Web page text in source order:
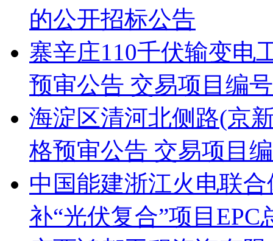
的公开招标公告
寨辛庄110千伏输变电
预审公告 交易项目编
海淀区清河北侧路(京
格预审公告 交易项目
中国能建浙江火电联
补“光伏复合”项目EPC